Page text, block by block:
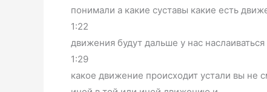
понимали а какие суставы какие есть
1:22
движения будут дальше у нас
1:29
какое движение происходит устали вы не